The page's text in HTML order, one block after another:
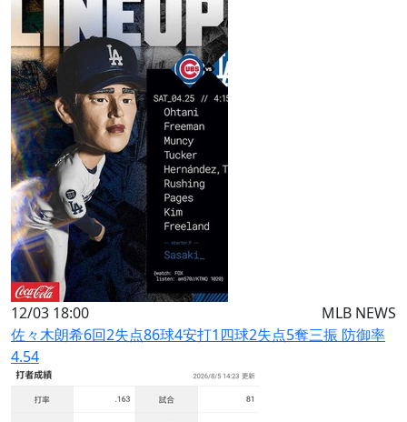
12/03 18:00
MLB NEWS
佐々木朗希6回2失点86球4安打1四球2失点5奪三振 防御率
4.54